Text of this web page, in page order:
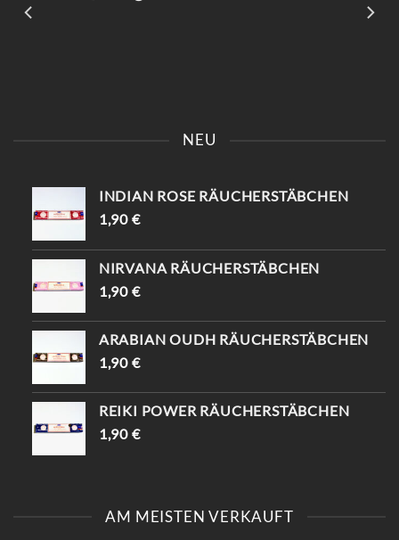
NEU
INDIAN ROSE RÄUCHERSTÄBCHEN
1,90 €
NIRVANA RÄUCHERSTÄBCHEN
1,90 €
ARABIAN OUDH RÄUCHERSTÄBCHEN
1,90 €
REIKI POWER RÄUCHERSTÄBCHEN
1,90 €
AM MEISTEN VERKAUFT